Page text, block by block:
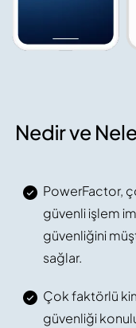
Nedir ve
PowerFactor,
güvenli işlem
güvenliğini
sağlar.
Çok faktörlü
güvenliği